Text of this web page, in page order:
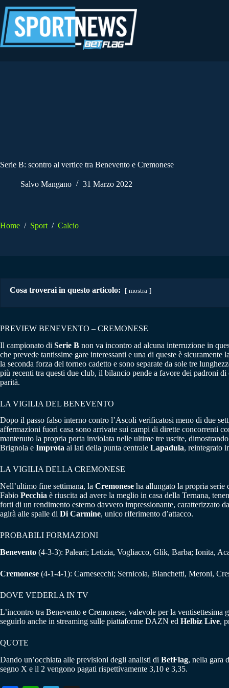
al
contenuto
Serie B: scontro al vertice tra Benevento e Cremonese
Salvo Mangano 31 Marzo 2022
Home / Sport / Calcio
Cosa troverai in questo articolo: mostra
PREVIEW BENEVENTO – CREMONESE
Il campionato di Serie B non va incontro ad alcuna interruzione in
che prevede tantissime gare interessanti e una di queste è sicuramente
la seconda forza del torneo cadetto e sono separate da sole tre
più recenti tra questi due club, il bilancio pende a favore dei padroni
parità.
LA VIGILIA DEL BENEVENTO
Dopo il passo falso interno contro l’Ascoli verificatosi meno di due
affermazioni fuori casa sono arrivate sui campi di dirette concorrenti
mantenuto la propria porta inviolata nelle ultime tre uscite,
Brignola e Improta ai lati della punta centrale Lapadula, reintegrato
LA VIGILIA DELLA CREMONESE
Nell’ultimo fine settimana, la Cremonese ha allungato la propria
Fabio Pecchia è riuscita ad avere la meglio in casa della Ternana,
forti di un rendimento esterno davvero impressionante, caratterizzato
agirà alle spalle di Di Carmine, unico riferimento d’attacco.
PROBABILI FORMAZIONI
Benevento (4-3-3): Paleari; Letizia, Vogliacco, Glik, Barba; Ionita,
Cremonese (4-1-4-1): Carnesecchi; Sernicola, Bianchetti, Meroni,
DOVE VEDERLA IN TV
L’incontro tra Benevento e Cremonese, valevole per la ventisettesima
seguirlo anche in streaming sulle piattaforme DAZN ed Helbiz Live,
QUOTE
Dando un’occhiata alle previsioni degli analisti di BetFlag, nella gara
segno X e il 2 vengono pagati rispettivamente 3,10 e 3,35.